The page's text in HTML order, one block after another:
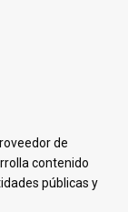
de
contenido
públicas y